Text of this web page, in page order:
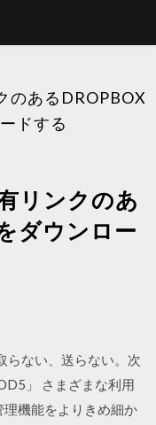
のあるDROPBOX
ドする
リンクのあ
ダウンロー
らない、送らない。次
」 さまざまな利用
機能をよりきめ細か